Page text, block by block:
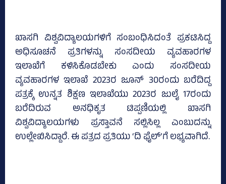
ಖಾಸಗಿ ವಿಶ್ವವಿದ್ಯಾಲಯಗಳಿಗೆ ಸಂಬಂಧಿಸಿದಂತೆ ಪ್ರಕಟಿಸಿದ್ದ
ಅಧಿಸೂಚನೆ ಪ್ರತಿಗಳನ್ನು ಸಂಸದೀಯ ವ್ಯವಹಾರಗಳ
ಇಲಾಖೆಗೆ ಕಳಿಸಿಕೊಡಬೇಕು ಎಂದು ಸಂಸದೀಯ
ವ್ಯವಹಾರಗಳ ಇಲಾಖೆ 2023ರ ಜೂನ್‌ 30ರಂದು ಬರೆದಿದ್ದ
ಪತ್ರಕ್ಕೆ ಉನ್ನತ ಶಿಕ್ಷಣ ಇಲಾಖೆಯು 2023ರ ಜುಲೈ 17ರಂದು
ಬರೆದಿರುವ ಅನಧಿಕೃತ ಟಿಪ್ಪಣಿಯಲ್ಲಿ ಖಾಸಗಿ
ವಿಶ್ವವಿದ್ಯಾಲಯಗಳು ಪ್ರಸ್ತಾವನೆ ಸಲ್ಲಿಸಿಲ್ಲ ಎಂಬುದನ್ನು
ಉಲ್ಲೇಖಿಸಿದ್ದಾರೆ. ಈ ಪತ್ರದ ಪ್ರತಿಯು ‘ದಿ ಫೈಲ್‌’ಗೆ ಲಭ್ಯವಾಗಿದೆ.